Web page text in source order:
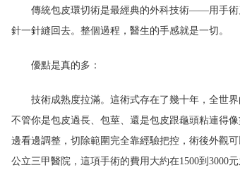
傳統包皮環切術是最經典的外科技術——用手
針一針縫回去。整個過程，醫生的手感就是一切。
優點是真的多：
技術成熟度拉滿。這術式存在了幾十年，全世
不管你是包皮過長、包莖、還是包皮跟龜頭粘連得
邊看邊調整，切除範圍完全靠經驗把控，術後外觀
公立三甲醫院，這項手術的費用大約在1500到3000